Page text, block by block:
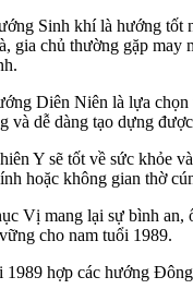
Sinh khí là hướng tốt
gia chủ thường gặp
Diên Niên là lựa chọn
và dễ dàng tạo dựng
Y sẽ tốt về sức khỏe
hoặc không gian thờ
Vị mang lại sự bình an,
cho nam tuổi 1989.
1989 hợp các hướng